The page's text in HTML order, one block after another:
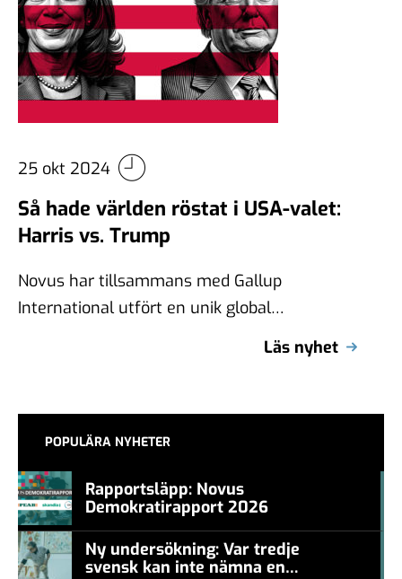
25 okt 2024
Så hade världen röstat i USA-valet:
Harris vs. Trump
Novus har tillsammans med Gallup
International utfört en unik global
Läs nyhet
POPULÄRA NYHETER
Rapportsläpp: Novus
Demokratirapport 2026
Ny undersökning: Var tredje
svensk kan inte nämna en